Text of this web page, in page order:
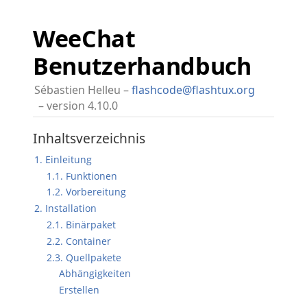
WeeChat
Benutzerhandbuch
Sébastien Helleu
flashcode@flashtux.org
version 4.10.0
Inhaltsverzeichnis
1. Einleitung
1.1. Funktionen
1.2. Vorbereitung
2. Installation
2.1. Binärpaket
2.2. Container
2.3. Quellpakete
Abhängigkeiten
Erstellen